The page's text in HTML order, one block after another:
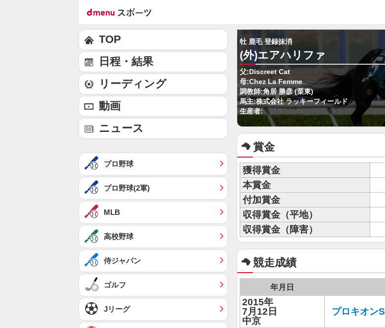
牡 鹿毛 登録抹消
(外)エアハリファ
父:Discreet Cat
母:Chez La Femme
調教師:角居 勝彦 (栗東)
馬主:株式会社 ラッキーフィールド
生産者:
賞金
獲得賞金
本賞金
付加賞金
収得賞金（平地）
収得賞金（障害）
競走成績
年月日
2015年
7月12日
中京
プロキオンS
TOP
日程・結果
リーディング
動画
ニュース
プロ野球
プロ野球(2軍)
MLB
高校野球
侍ジャパン
ゴルフ
Jリーグ